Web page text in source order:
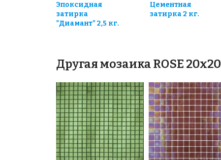
Эпоксидная
затирка
"Диамант" 2,5 кг.
Цементная
затирка 2 кг.
Другая мозаика ROSE 20x20